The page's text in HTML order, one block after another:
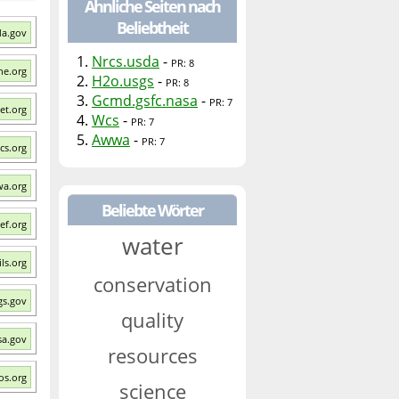
Ähnliche Seiten nach
Beliebtheit
1. Nrcs.usda - PR: 8
2. H2o.usgs - PR: 8
3. Gcmd.gsfc.nasa - PR: 7
4. Wcs - PR: 7
5. Awwa - PR: 7
Beliebte Wörter
water
conservation
quality
resources
science